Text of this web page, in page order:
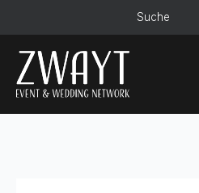
Suche